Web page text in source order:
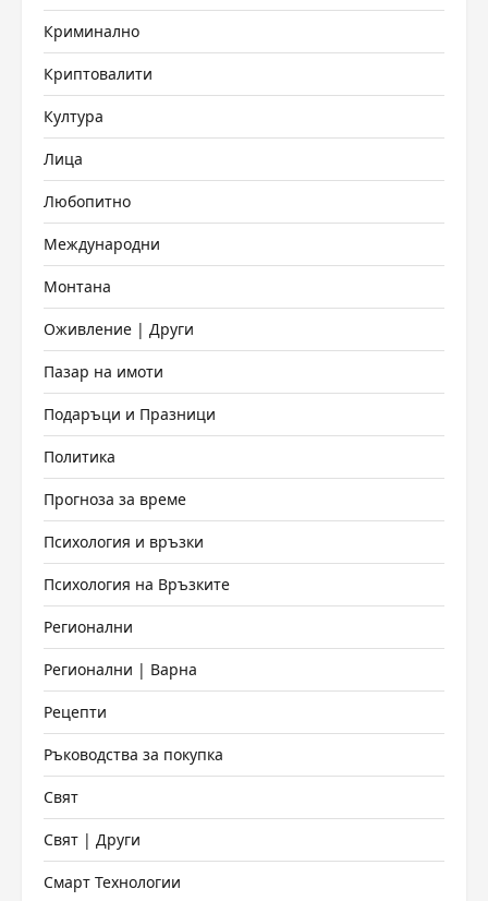
Криминално
Криптовалити
Култура
Лица
Любопитно
Международни
Монтана
Оживление | Други
Пазар на имоти
Подаръци и Празници
Политика
Прогноза за време
Психология и връзки
Психология на Връзките
Регионални
Регионални | Варна
Рецепти
Ръководства за покупка
Свят
Свят | Други
Смарт Технологии